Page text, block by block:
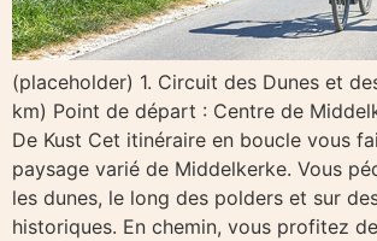
(placeholder) 1. Circuit des Dunes et
km) Point de départ : Centre de
De Kust Cet itinéraire en boucle vous
paysage varié de Middelkerke. Vous
les dunes, le long des polders et sur
historiques. En chemin, vous profitez